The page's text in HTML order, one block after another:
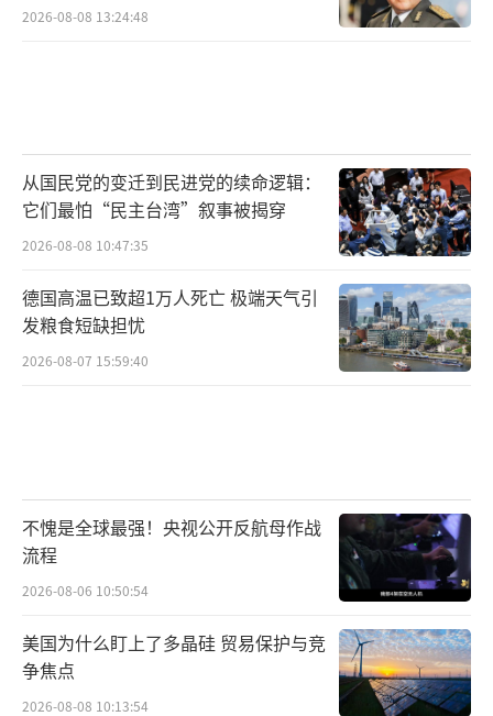
2026-08-08 13:24:48
从国民党的变迁到民进党的续命逻辑：
它们最怕“民主台湾”叙事被揭穿
2026-08-08 10:47:35
德国高温已致超1万人死亡 极端天气引
发粮食短缺担忧
2026-08-07 15:59:40
不愧是全球最强！央视公开反航母作战
流程
2026-08-06 10:50:54
美国为什么盯上了多晶硅 贸易保护与竞
争焦点
2026-08-08 10:13:54